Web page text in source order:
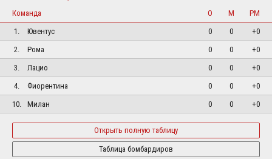
Команда О М
РМ
1.
Ювентус 0 0
+0
2.
Рома 0 0
+0
3.
Лацио 0 0
+0
4.
Фиорентина 0 0
+0
10.
Милан 0 0 +0
Открыть полную таблицу
Таблица бомбардиров